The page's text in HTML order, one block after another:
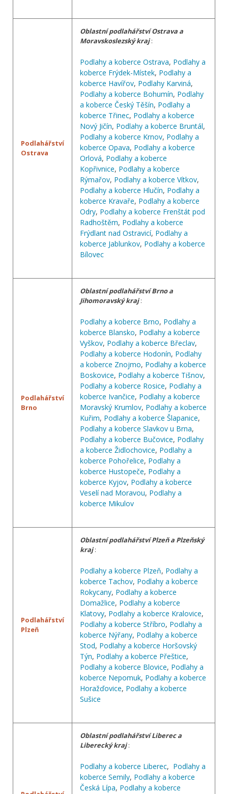
Podlahářství
Ostrava
Oblastní podlahářství Ostrava a
Moravskoslezský kraj:
Podlahy a koberce Ostrava, Podlahy a
koberce Frýdek-Místek, Podlahy a
koberce Havířov, Podlahy Karviná,
Podlahy a koberce Bohumín, Podlahy
a koberce Český Těšín, Podlahy a
koberce Třinec, Podlahy a koberce
Nový Jičín, Podlahy a koberce Bruntál,
Podlahy a koberce Krnov, Podlahy a
koberce Opava, Podlahy a koberce
Orlová, Podlahy a koberce
Kopřivnice, Podlahy a koberce
Rýmařov, Podlahy a koberce Vítkov,
Podlahy a koberce Hlučín, Podlahy a
koberce Kravaře, Podlahy a koberce
Odry, Podlahy a koberce Frenštát pod
Radhoštěm, Podlahy a koberce
Frýdlant nad Ostravicí, Podlahy a
koberce Jablunkov, Podlahy a koberce
Bílovec
Podlahářství
Brno
Oblastní podlahářství Brno a
Jihomoravský kraj:
Podlahy a koberce Brno, Podlahy a
koberce Blansko, Podlahy a koberce
Vyškov, Podlahy a koberce Břeclav,
Podlahy a koberce Hodonín, Podlahy
a koberce Znojmo, Podlahy a koberce
Boskovice, Podlahy a koberce Tišnov,
Podlahy a koberce Rosice, Podlahy a
koberce Ivančice, Podlahy a koberce
Moravský Krumlov, Podlahy a koberce
Kuřim, Podlahy a koberce Šlapanice,
Podlahy a koberce Slavkov u Brna,
Podlahy a koberce Bučovice, Podlahy
a koberce Židlochovice, Podlahy a
koberce Pohořelice, Podlahy a
koberce Hustopeče, Podlahy a
koberce Kyjov, Podlahy a koberce
Veselí nad Moravou, Podlahy a
koberce Mikulov
Podlahářství
Plzeň
Oblastní podlahářství Plzeň a Plzeňský
kraj:
Podlahy a koberce Plzeň, Podlahy a
koberce Tachov, Podlahy a koberce
Rokycany, Podlahy a koberce
Domažlice, Podlahy a koberce
Klatovy, Podlahy a koberce Kralovice,
Podlahy a koberce Stříbro, Podlahy a
koberce Nýřany, Podlahy a koberce
Stod, Podlahy a koberce Horšovský
Týn, Podlahy a koberce Přeštice,
Podlahy a koberce Blovice, Podlahy a
koberce Nepomuk, Podlahy a koberce
Horažďovice, Podlahy a koberce
Sušice
Oblastní podlahářství Liberec a
Liberecký kraj :
Podlahy a koberce Liberec, Podlahy a
koberce Semily, Podlahy a koberce
Česká Lípa, Podlahy a koberce